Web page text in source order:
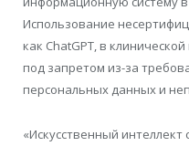
Использование
как ChatGPT, в
под запретом из-за
персональных данных и
«Искусственный